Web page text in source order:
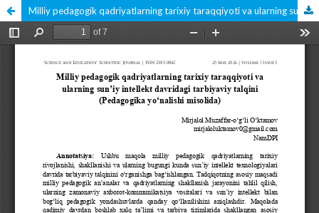
Milliy pedagogik qadriyatlarning tarixiy taraqqiyoti va ularning sun’iy intellekt davridagi tarbiyaviy talqini (Pedagogika yo‘nalishi misolida)